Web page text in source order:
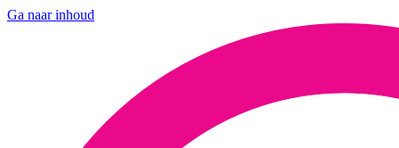
Ga naar inhoud